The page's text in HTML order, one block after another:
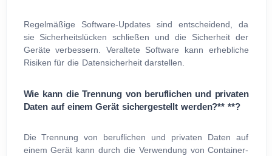
Regelmäßige Software-Updates sind entscheidend, da
sie Sicherheitslücken schließen und die Sicherheit der
Geräte verbessern. Veraltete Software kann erhebliche
Risiken für die Datensicherheit darstellen.
Wie kann die Trennung von beruflichen und privaten
Daten auf einem Gerät sichergestellt werden?** **?
Die Trennung von beruflichen und privaten Daten auf
einem Gerät kann durch die Verwendung von Container-